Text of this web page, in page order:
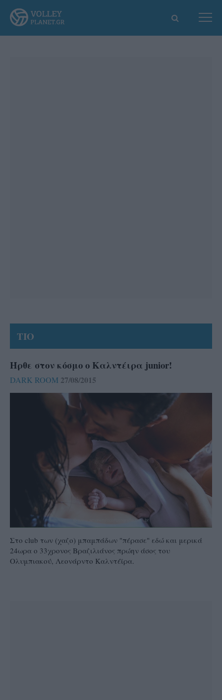
ΤΙΟ
Ήρθε στον κόσμο ο Καλντέιρα junior!
DARK ROOM 27/08/2015
Στο club των (χαζο) μπαμπάδων "πέρασε" εδώ και μερικά
24ωρα ο 33χρονος Βραζιλιάνος πρώην άσος του
Ολυμπιακού, Λεονάρντο Καλντέϊρα.